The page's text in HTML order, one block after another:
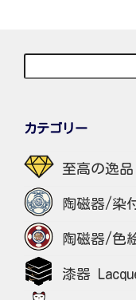
カテゴリー
至高の逸
陶磁器/染
陶磁器/色
漆器